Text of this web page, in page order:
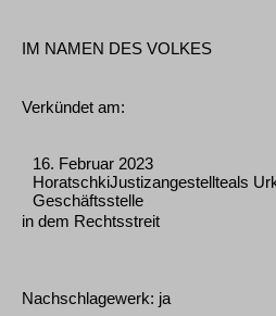
IM NAMEN DES VOLKES
Verkündet am:
16. Februar 2023
HoratschkiJustizangestellteals
Geschäftsstelle
in dem Rechtsstreit
Nachschlagewerk: ja